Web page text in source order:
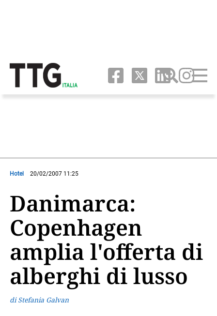
Hotel 20/02/2007 11:25
Danimarca:
Copenhagen
amplia l'offerta di
alberghi di lusso
di Stefania Galvan